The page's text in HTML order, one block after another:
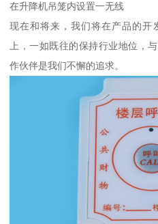
在升降机吊笼内设置一无线
现在和将来，我们将在产品的开
上，一如既往的保持行业地位，
作伙伴是我们不懈的追求。